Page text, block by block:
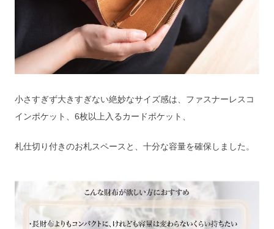
小さすぎず大きすぎない絶妙なサイズ感は、ファスナーレスコ
インポケット、6枚以上入るカードポケット、
札仕切り付きのお札スペースと、十分な容量を確保しました。